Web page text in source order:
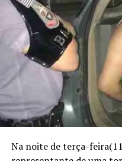
Na noite de terça-